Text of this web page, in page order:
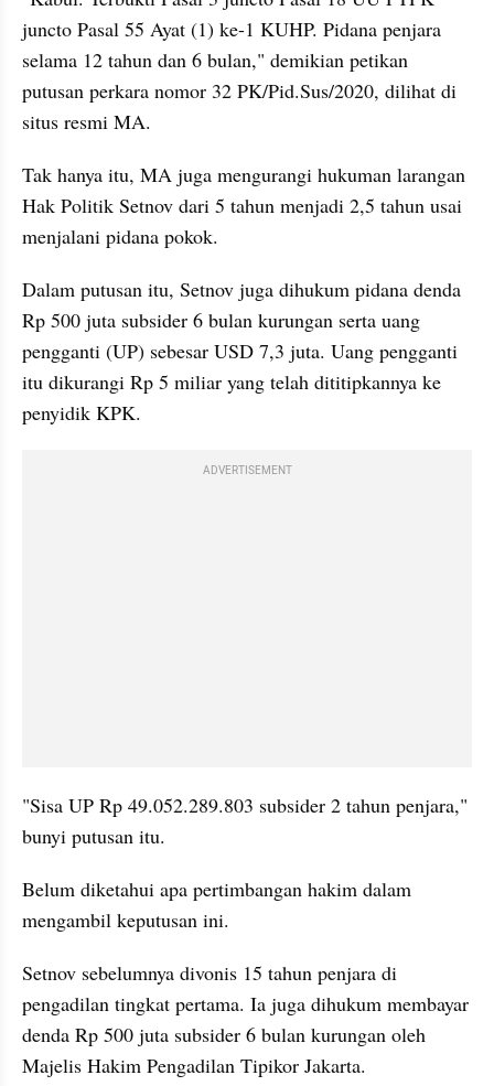
juncto Pasal 55 Ayat (1) ke-1 KUHP. Pidana penjara
selama 12 tahun dan 6 bulan," demikian petikan
putusan perkara nomor 32 PK/Pid.Sus/2020, dilihat di
situs resmi MA.
Tak hanya itu, MA juga mengurangi hukuman larangan
Hak Politik Setnov dari 5 tahun menjadi 2,5 tahun usai
menjalani pidana pokok.
Dalam putusan itu, Setnov juga dihukum pidana denda
Rp 500 juta subsider 6 bulan kurungan serta uang
pengganti (UP) sebesar USD 7,3 juta. Uang pengganti
itu dikurangi Rp 5 miliar yang telah dititipkannya ke
penyidik KPK.
ADVERTISEMENT
"Sisa UP Rp 49.052.289.803 subsider 2 tahun penjara,"
bunyi putusan itu.
Belum diketahui apa pertimbangan hakim dalam
mengambil keputusan ini.
Setnov sebelumnya divonis 15 tahun penjara di
pengadilan tingkat pertama. Ia juga dihukum membayar
denda Rp 500 juta subsider 6 bulan kurungan oleh
Majelis Hakim Pengadilan Tipikor Jakarta.